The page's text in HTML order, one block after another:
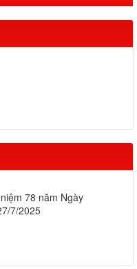
78 năm Ngày
7/2025